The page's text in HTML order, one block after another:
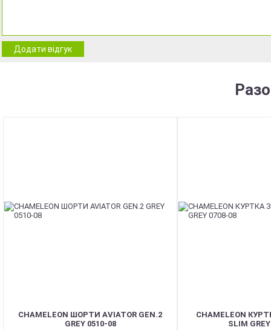
Додати відгук
CHAMELEON ШОРТИ AVIATOR GEN.2
GREY 0510-08
CHAMELEON
SLIM